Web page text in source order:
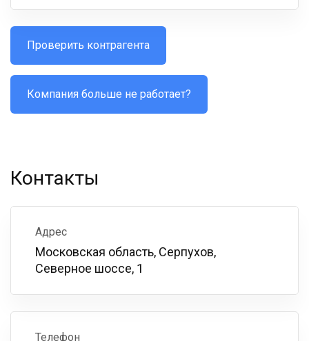
Проверить контрагента
Компания больше не работает?
Контакты
Адрес
Московская область, Серпухов,
Северное шоссе, 1
Телефон